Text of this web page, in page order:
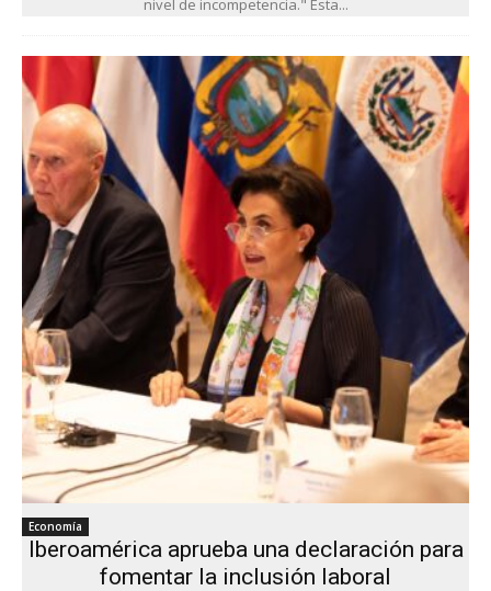
Economía
Iberoamérica aprueba una declaración para
fomentar la inclusión laboral